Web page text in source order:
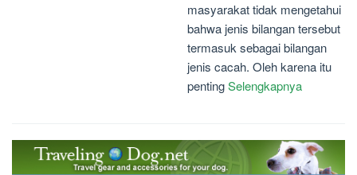
masyarakat tidak mengetahui
bahwa jenis bilangan tersebut
termasuk sebagai bilangan
jenis cacah. Oleh karena itu
pentingSelengkapnya